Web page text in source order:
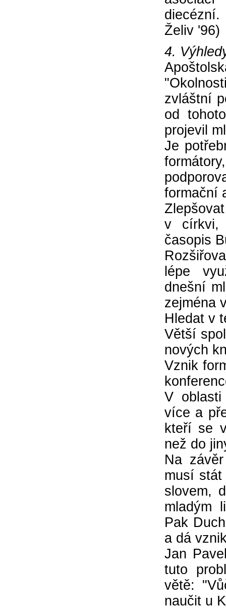
Želiv '96)
4.
zvláštní
od
projevil
Je
formační
v církvi,
časopis
lépe
dnešní
zejména
Hledat v
Větší
nových
Vznik
V oblasti
více a
kteří se
než do
Na
musí stát
slovem,
mladým
Pak
a dá
Jan
tuto
větě:
naučit u